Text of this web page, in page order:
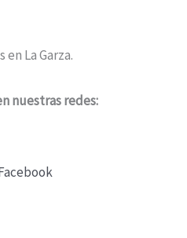
La Garza.
nuestras redes: